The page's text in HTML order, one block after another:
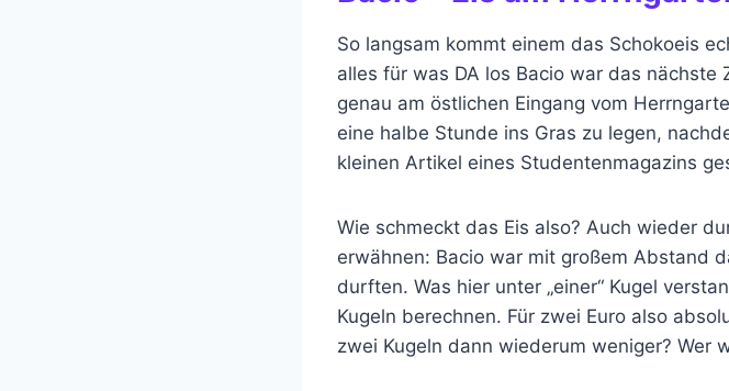
So langsam kommt einem das Schokoeis
alles für was DA los Bacio war das
genau am östlichen Eingang vom
eine halbe Stunde ins Gras zu legen,
kleinen Artikel eines Studentenmagazins
Wie schmeckt das Eis also? Auch wieder
erwähnen: Bacio war mit großem Abstand
durften. Was hier unter „einer“ Kugel
Kugeln berechnen. Für zwei Euro also
zwei Kugeln dann wiederum weniger? Wer